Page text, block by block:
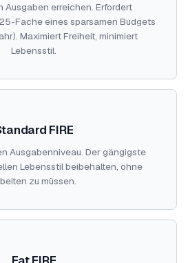
Ausgaben erreichen. Erfordert
Fache eines sparsamen Budgets
Maximiert Freiheit, minimiert
Lebensstil.
FIRE
Ausgabenniveau. Der gängigste
Lebensstil beibehalten, ohne
zu müssen.